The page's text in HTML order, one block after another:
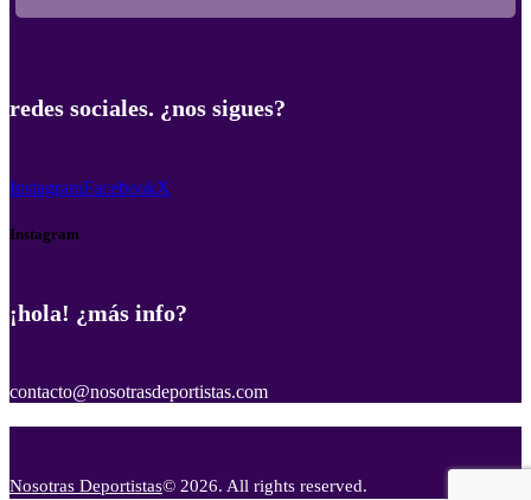
redes sociales. ¿nos sigues?
InstagramFacebookX
Instagram
¡hola! ¿más info?
contacto@nosotrasdeportistas.com
Nosotras Deportistas© 2026. All rights reserved.